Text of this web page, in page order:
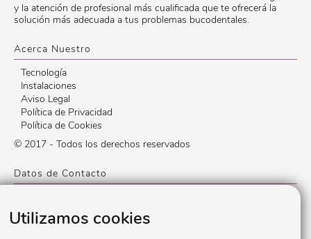
Utilizamos cookies
y la atención de profesional más cualificada que te ofrecerá la
solución más adecuada a tus problemas bucodentales.
Acerca Nuestro
Tecnología
Instalaciones
Aviso Legal
Política de Privacidad
Política de Cookies
© 2017 - Todos los derechos reservados
Datos de Contacto
Lunes a Viernes: 9:00 a 20:30